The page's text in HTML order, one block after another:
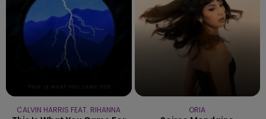
CALVIN HARRIS FEAT. RIHANNA ORIA